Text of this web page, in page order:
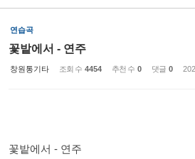
연습곡
꽃밭에서 - 연주
창원통기타 조회 수 4454 추천 수 0 댓글 0
꽃밭에서 - 연주
Sketchbook5, 스케치